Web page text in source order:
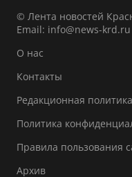
© Лента новостей
Email: info@news-krd.ru
О нас
Контакты
Редакционная политика
Политика
Правила пользования
Архив